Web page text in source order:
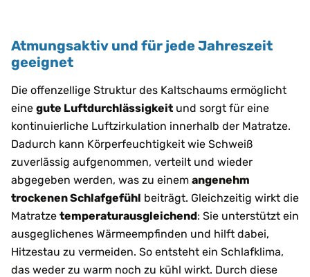
Atmungsaktiv und für jede Jahreszeit
geeignet
Die offenzellige Struktur des Kaltschaums ermöglicht
eine gute Luftdurchlässigkeit und sorgt für eine
kontinuierliche Luftzirkulation innerhalb der Matratze.
Dadurch kann Körperfeuchtigkeit wie Schweiß
zuverlässig aufgenommen, verteilt und wieder
abgegeben werden, was zu einem angenehm
trockenen Schlafgefühl beiträgt. Gleichzeitig wirkt die
Matratze temperaturausgleichend: Sie unterstützt ein
ausgeglichenes Wärmeempfinden und hilft dabei,
Hitzestau zu vermeiden. So entsteht ein Schlafklima,
das weder zu warm noch zu kühl wirkt. Durch diese